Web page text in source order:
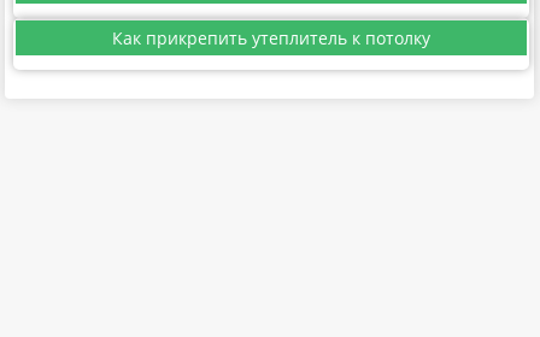
Как прикрепить утеплитель к потолку